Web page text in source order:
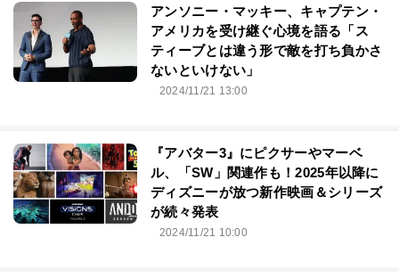
アンソニー・マッキー、キャプテン・
アメリカを受け継ぐ心境を語る「ス
ティーブとは違う形で敵を打ち負かさ
ないといけない」
2024/11/21 13:00
『アバター3』にピクサーやマーベ
ル、「SW」関連作も！2025年以降に
ディズニーが放つ新作映画＆シリーズ
が続々発表
2024/11/21 10:00